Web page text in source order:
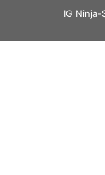
IG Ninja-